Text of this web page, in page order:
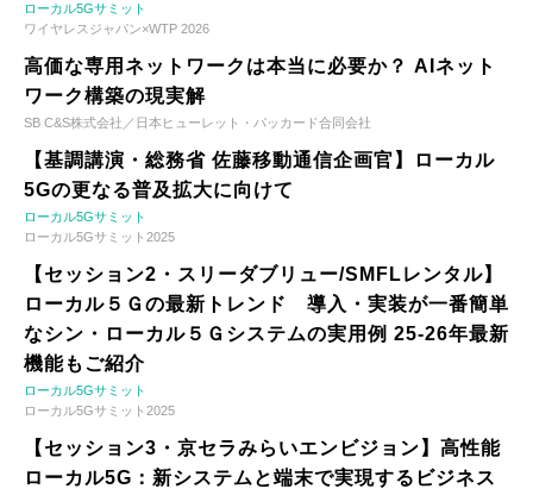
ローカル5Gサミット
ワイヤレスジャパン×WTP 2026
高価な専用ネットワークは本当に必要か？ AIネット
ワーク構築の現実解
SB C&S株式会社／日本ヒューレット・パッカード合同会社
【基調講演・総務省 佐藤移動通信企画官】ローカル
5Gの更なる普及拡大に向けて
ローカル5Gサミット
ローカル5Gサミット2025
【セッション2・スリーダブリュー/SMFLレンタル】
ローカル５Ｇの最新トレンド 導入・実装が一番簡単
なシン・ローカル５Ｇシステムの実用例 25-26年最新
機能もご紹介
ローカル5Gサミット
ローカル5Gサミット2025
【セッション3・京セラみらいエンビジョン】高性能
ローカル5G：新システムと端末で実現するビジネス